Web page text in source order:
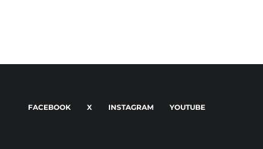
FACEBOOK X INSTAGRAM YOUTUBE